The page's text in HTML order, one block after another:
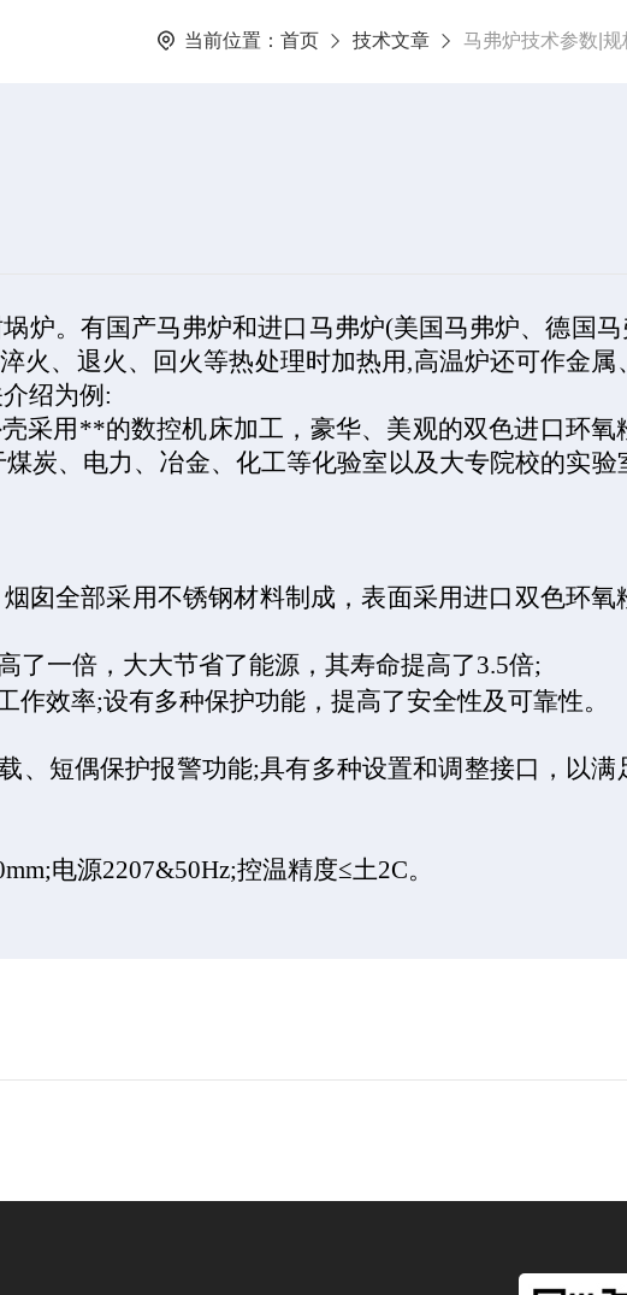
当前位置： 首页 技术文章 马弗炉技术参数|规
炉。有国产马弗炉和进口马弗炉(美国马弗炉、德国
火、退火、回火等热处理时加热用,高温炉还可作金属
绍为例:
采用 **的数控机床加工，豪华、美观的双色进口环氧
煤炭、电力、冶金、化工等化验室以及大专院校的实验
囱全部采用不锈钢材料制成，表面采用进口双色环氧
了一倍，大大节省了能源，其寿命提高了3.5倍;
作效率;设有多种保护功能，提高了安全性及可靠性。
、短偶保护报警功能;具有多种设置和调整接口，以满
电源2207&50Hz;控温精度≤土2C。